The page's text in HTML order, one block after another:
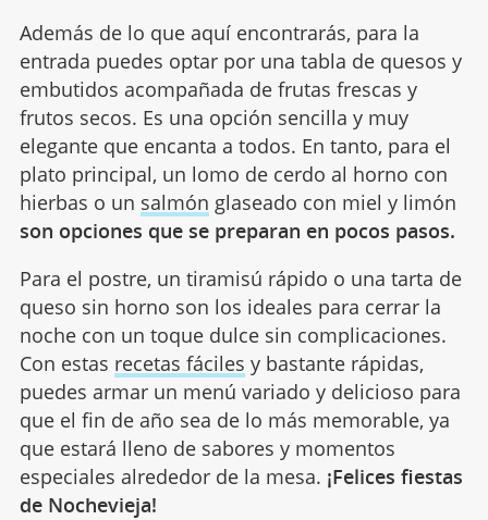
Además de lo que aquí encontrarás, para la
entrada puedes optar por una tabla de quesos y
embutidos acompañada de frutas frescas y
frutos secos. Es una opción sencilla y muy
elegante que encanta a todos. En tanto, para el
plato principal, un lomo de cerdo al horno con
hierbas o un salmón glaseado con miel y limón
son opciones que se preparan en pocos pasos.
Para el postre, un tiramisú rápido o una tarta de
queso sin horno son los ideales para cerrar la
noche con un toque dulce sin complicaciones.
Con estas recetas fáciles y bastante rápidas,
puedes armar un menú variado y delicioso para
que el fin de año sea de lo más memorable, ya
que estará lleno de sabores y momentos
especiales alrededor de la mesa. ¡Felices fiestas
de Nochevieja!